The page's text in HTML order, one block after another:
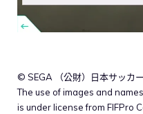
© SEGA （公財）日本サッカ
The use of images and
is under license from FIFPro